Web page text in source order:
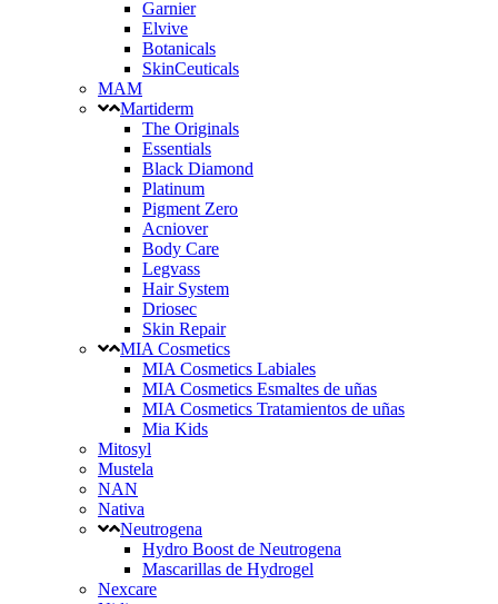
Garnier
Elvive
Botanicals
SkinCeuticals
MAM
Martiderm
The Originals
Essentials
Black Diamond
Platinum
Pigment Zero
Acniover
Body Care
Legvass
Hair System
Driosec
Skin Repair
MIA Cosmetics
MIA Cosmetics Labiales
MIA Cosmetics Esmaltes de uñas
MIA Cosmetics Tratamientos de uñas
Mia Kids
Mitosyl
Mustela
NAN
Nativa
Neutrogena
Hydro Boost de Neutrogena
Mascarillas de Hydrogel
Nexcare